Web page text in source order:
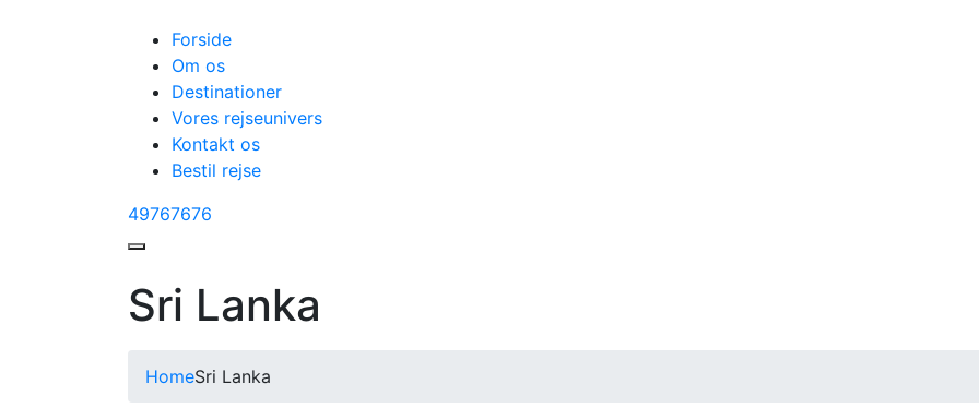
Forside
Om os
Destinationer
Vores rejseunivers
Kontakt os
Bestil rejse
49767676
Sri Lanka
HomeSri Lanka